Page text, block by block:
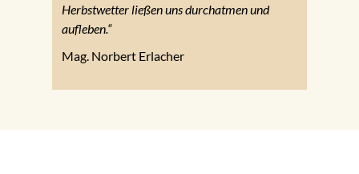
Herbstwetter ließen uns durchatmen und
aufleben.“
Mag. Norbert Erlacher